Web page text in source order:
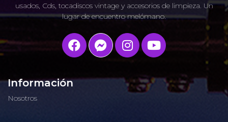
usados, Cds, tocadiscos vintage y accesorios de limpieza. Un
lugar de encuentro melómano.
Información
Nosotros